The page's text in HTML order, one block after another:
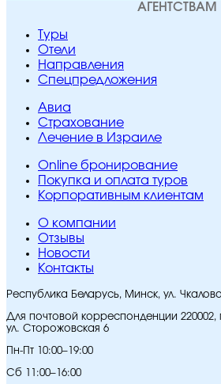
АГЕНТСТВАМ
Туры
Отели
Направления
Спецпредложения
Авиа
Страхование
Лечение в Израиле
Online бронирование
Покупка и оплата туров
Корпоративным клиентам
O компании
Отзывы
Новости
Контакты
Республика Беларусь, Минск, ул.
Для почтовой корреспонденции 220002,
ул. Сторожовская 6
Пн-Пт 10:00–19:00
Сб 11:00–16:00